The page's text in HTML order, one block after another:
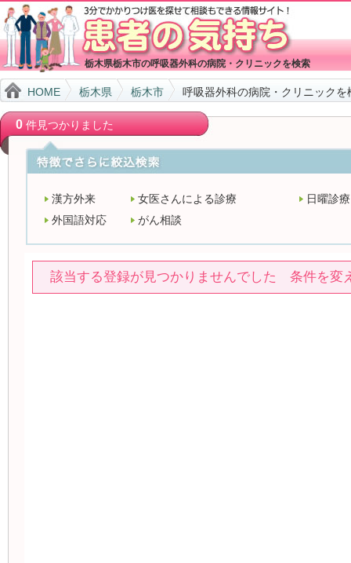
栃木県栃木市の呼吸器外科の病院・クリニックを検索
HOME 栃木県 栃木市 呼吸器外科の病院・クリニックを
0件見つかりました
漢方外来 女医さんによる診療
日曜診療
外国語対応
がん相談
該当する登録が見つかりませんでした 条件を